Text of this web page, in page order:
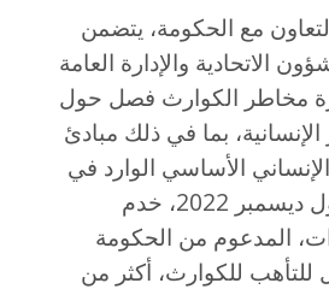
مع الحكومة، يتضمن
الاتحادية والإدارة العامة
مخاطر الكوارث فصل حول
الإنسانية، بما في ذلك مبادئ
الإنساني الأساسي الوارد في
دليل اسفير. بحلول ديسمبر 2022، خدم
المدعوم من الحكومة
للتأهب للكوارث، أكثر من